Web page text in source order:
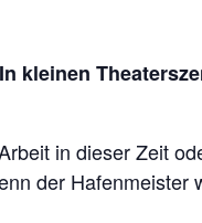
kleinen
in dieser Zeit
der Hafenmeister